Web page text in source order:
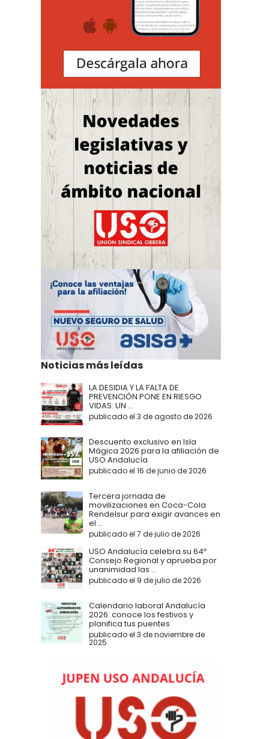
Noticias más leídas
LA DESIDIA Y LA FALTA DE
PREVENCIÓN PONE EN RIESGO
VIDAS: UN ...
publicado el 3 de agosto de 2026
Descuento exclusivo en Isla
Mágica 2026 para la afiliación de
USO Andalucía
publicado el 16 de junio de 2026
Tercera jornada de
movilizaciones en Coca-Cola
Rendelsur para exigir avances en
el ...
publicado el 7 de julio de 2026
USO Andalucía celebra su 64º
Consejo Regional y aprueba por
unanimidad las ...
publicado el 9 de julio de 2026
Calendario laboral Andalucía
2026: conoce los festivos y
planifica tus puentes
publicado el 3 de noviembre de
2025